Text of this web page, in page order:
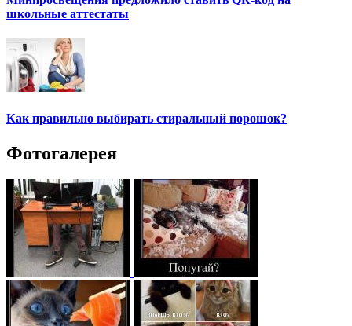
школьные аттестаты
Как правильно выбирать стиральный порошок?
Фотогалерея